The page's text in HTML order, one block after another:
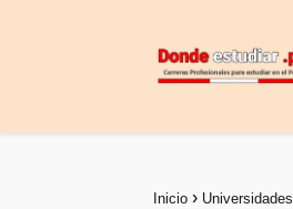
Inicio Universidades